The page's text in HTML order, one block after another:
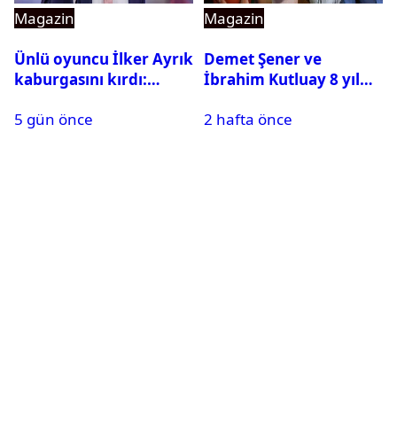
Magazin
Ünlü oyuncu İlker Ayrık
kaburgasını kırdı:
5 gün önce
Magazin
Demet Şener ve
İbrahim Kutluay 8 yıl
Ailece Yunanistan
2 hafta önce